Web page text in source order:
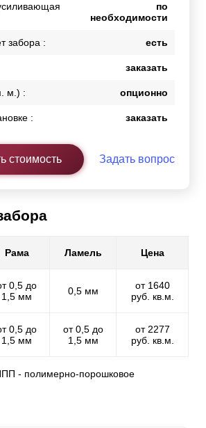
по
необходимости
забора : есть
заказать
м.) : опционно
: заказать
стоимость Задать вопрос
Рама Ламель Цена
0,5 до
1,5 мм
0,5 мм
от 1640
руб. кв.м.
0,5 до
1,5 мм
от 0,5 до
1,5 мм
от 2277
руб. кв.м.
- полимерно-порошковое